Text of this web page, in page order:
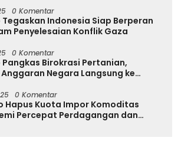
0 Komentar
Indonesia Siap Berperan
Penyelesaian Konflik Gaza
0 Komentar
Birokrasi Pertanian,
Negara Langsung ke
0 Komentar
Hapus Kuota Impor Komoditas
Percepat Perdagangan dan